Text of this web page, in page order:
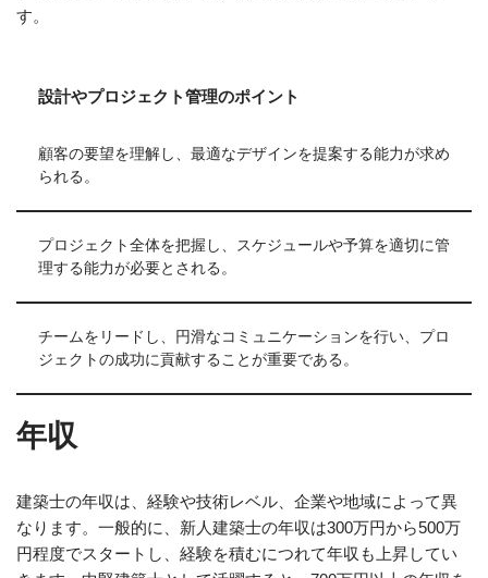
す。
設計やプロジェクト管理のポイント
顧客の要望を理解し、最適なデザインを提案する能力が求め
られる。
プロジェクト全体を把握し、スケジュールや予算を適切に管
理する能力が必要とされる。
チームをリードし、円滑なコミュニケーションを行い、プロ
ジェクトの成功に貢献することが重要である。
年収
建築士の年収は、経験や技術レベル、企業や地域によって異
なります。一般的に、新人建築士の年収は300万円から500万
円程度でスタートし、経験を積むにつれて年収も上昇してい